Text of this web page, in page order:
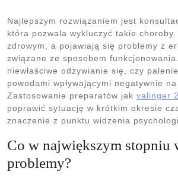
Najlepszym rozwiązaniem jest
która pozwala wykluczyć takie
zdrowym, a pojawiają się problemy z
związane ze sposobem
niewłaściwe odżywianie się, czy
powodami wpływającymi negatywnie
Zastosowanie preparatów jak valinger
poprawić sytuację w krótkim okresie
znaczenie z punktu widzenia
Co w największym stopniu
problemy?